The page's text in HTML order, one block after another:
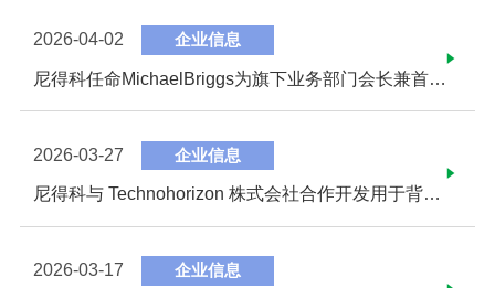
2026-04-02 企业信息
尼得科任命MichaelBriggs为旗下业务部门会长兼首席执行官 引领公司迈向转型与增长新阶段
2026-03-27 企业信息
尼得科与 Technohorizon 株式会社合作开发用于背钻检测的自动 X 射线检测设备～一台设备即可实现行业高水平的高速检测与高精度解析，满足数据中心市场的需求～
2026-03-17 企业信息